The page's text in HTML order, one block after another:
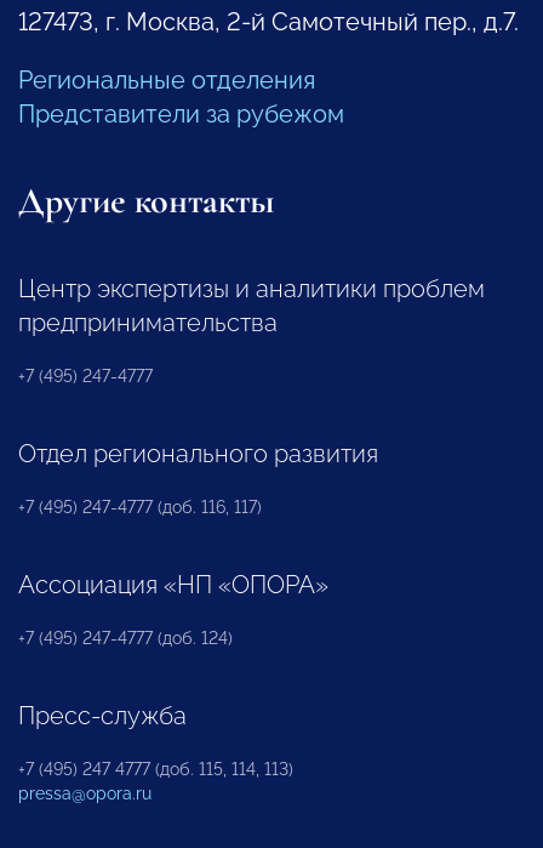
127473, г. Москва, 2-й Самотечный пер., д.7.
Региональные отделения
Представители за рубежом
Другие контакты
Центр экспертизы и аналитики проблем
предпринимательства
+7 (495) 247-4777
Отдел регионального развития
+7 (495) 247-4777 (доб. 116, 117)
Ассоциация «НП «ОПОРА»
+7 (495) 247-4777 (доб. 124)
Пресс-служба
+7 (495) 247 4777 (доб. 115, 114, 113)
pressa@opora.ru